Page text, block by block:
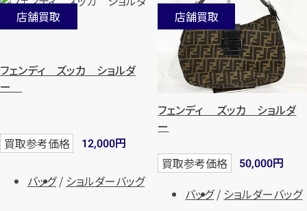
店舗買取
フェンディ ズッカ ショルダ
ー
買取参考価格 12,000円
バッグ ショルダーバッグ
店舗買取
フェンディ ズッカ ショルダ
ー
買取参考価格 50,000円
バッグ
ショルダーバッグ